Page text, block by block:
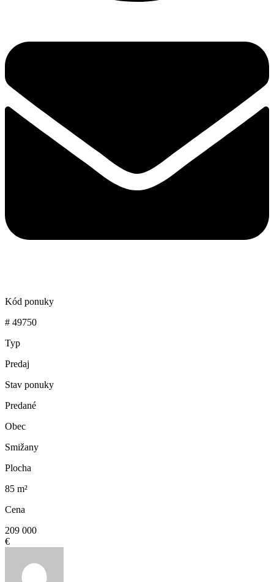
Kód ponuky
# 49750
Typ
Predaj
Stav ponuky
Predané
Obec
Smižany
Plocha
85 m²
Cena
209 000
€